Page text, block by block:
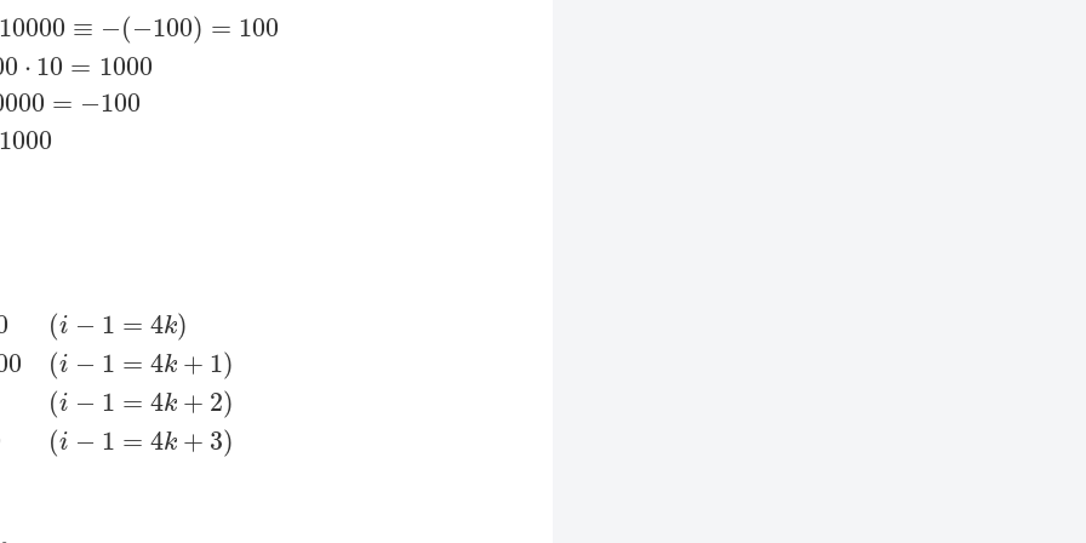
≡ −(−100) = 100
⋅ 10 = 1000
= −100
(i − 1 = 4k)
(i − 1 = 4k + 1)
(i − 1 = 4k + 2)
(i − 1 = 4k + 3)